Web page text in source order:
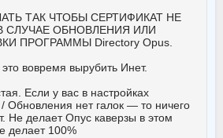
ТАК ЧТОБЫ СЕРТИФИКАТ НЕ
СЛУЧАЕ ОБНОВЛЕНИЯ ИЛИ
ПРОГРАММЫ Directory Opus.
вовремя вырубить Инет.
Если у вас в настройках
Обновления нет галок — то ничего
Не делает Опус каверзы в этом
делает 100%